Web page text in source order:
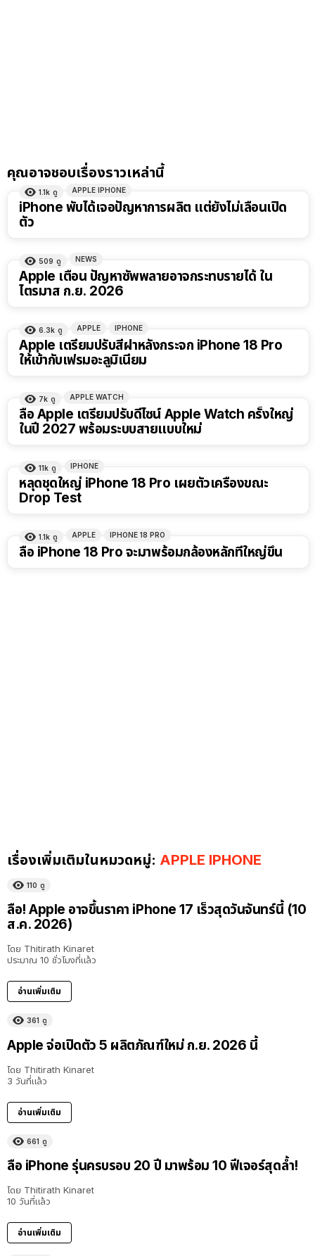
คุณอาจชอบเรื่องราวเหล่านี้
1.1k ดู APPLE IPHONE
iPhone พับได้เจอปัญหาการผลิต แต่ยังไม่เลื่อนเปิด
ตัว
509 ดู NEWS
Apple เตือน ปัญหาซัพพลายอาจกระทบรายได้ ใน
ไตรมาส ก.ย. 2026
6.3k ดู APPLE IPHONE
Apple เตรียมปรับสีฝาหลังกระจก iPhone 18 Pro
ให้เข้ากับเฟรมอะลูมิเนียม
7k ดู APPLE WATCH
ลือ Apple เตรียมปรับดีไซน์ Apple Watch ครั้งใหญ่
ในปี 2027 พร้อมระบบสายแบบใหม่
11k ดู IPHONE
หลุดชุดใหญ่ iPhone 18 Pro เผยตัวเครื่องขณะ
Drop Test
1.1k ดู APPLE IPHONE 18 PRO
ลือ iPhone 18 Pro จะมาพร้อมกล้องหลักที่ใหญ่ขึ้น
เรื่องเพิ่มเติมในหมวดหมู่: APPLE IPHONE
110 ดู
ลือ! Apple อาจขึ้นราคา iPhone 17 เร็วสุดวันจันทร์นี้ (10
ส.ค. 2026)
โดย Thitirath Kinaret
ประมาณ 10 ชั่วโมงที่แล้ว
อ่านเพิ่มเติม
361 ดู
Apple จ่อเปิดตัว 5 ผลิตภัณฑ์ใหม่ ก.ย. 2026 นี้
โดย Thitirath Kinaret
3 วันที่แล้ว
อ่านเพิ่มเติม
661 ดู
ลือ iPhone รุ่นครบรอบ 20 ปี มาพร้อม 10 ฟีเจอร์สุดล้ำ!
โดย Thitirath Kinaret
10 วันที่แล้ว
อ่านเพิ่มเติม